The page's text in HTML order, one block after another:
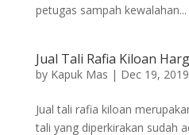
petugas sampah kewalahan...
Jual Tali Rafia Kiloan
by Kapuk Mas | Dec 19, 2019
Jual tali rafia kiloan
tali yang diperkirakan sudah